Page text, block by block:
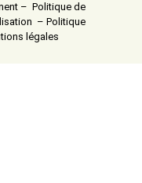
– Politique de
– Politique
légales